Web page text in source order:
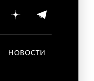
НОВОСТИ